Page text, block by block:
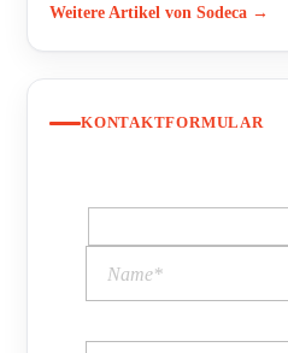
Weitere Artikel von Sodeca →
KONTAKTFORMULAR